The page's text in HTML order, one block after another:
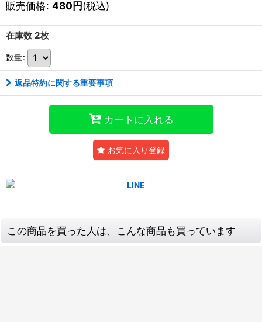
販売価格: 480円(税込)
在庫数 2枚
数量:
返品特約に関する重要事項
カートに入れる
お気に入り登録
この商品を買った人は、こんな商品も買っています